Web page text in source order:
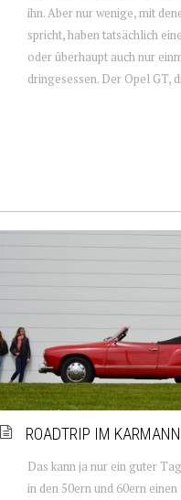
ihn. Aber nur wenige, mit
spricht, haben tatsächlich
oder überhaupt auch nur
dringesessen. Der Opel GT,
ROADTRIP IM
Das kann ja nur ein guter
in den 50ern und 60ern